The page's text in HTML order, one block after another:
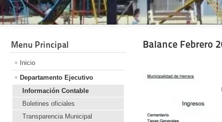
Menu Principal
Inicio
Departamento Ejecutivo
Información Contable
Boletines oficiales
Transparencia Municipal
Balance Febrero